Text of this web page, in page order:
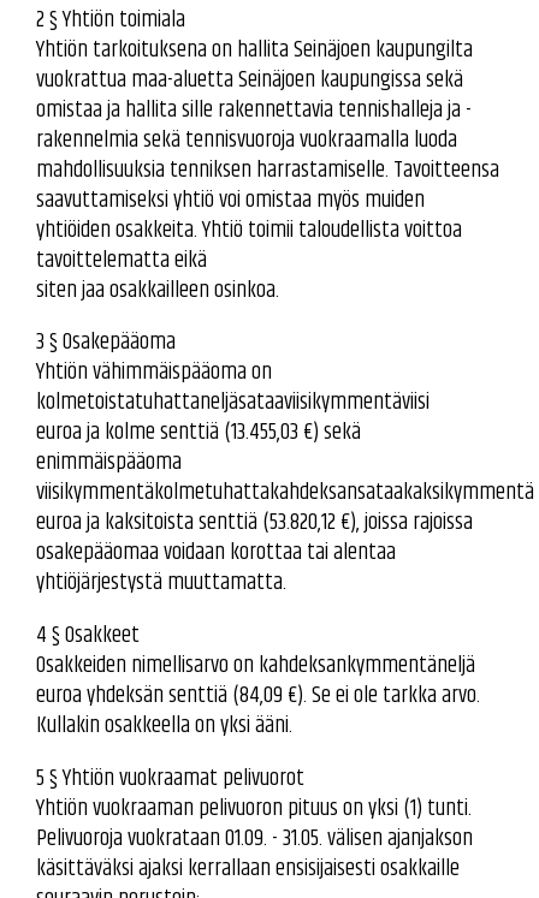
2 § Yhtiön toimiala
Yhtiön tarkoituksena on hallita Seinäjoen kaupungilta
vuokrattua maa-aluetta Seinäjoen kaupungissa sekä
omistaa ja hallita sille rakennettavia tennishalleja ja -
rakennelmia sekä tennisvuoroja vuokraamalla luoda
mahdollisuuksia tenniksen harrastamiselle. Tavoitteensa
saavuttamiseksi yhtiö voi omistaa myös muiden
yhtiöiden osakkeita. Yhtiö toimii taloudellista voittoa
tavoittelematta eikä
siten jaa osakkailleen osinkoa.
3 § Osakepääoma
Yhtiön vähimmäispääoma on
kolmetoistatuhattaneljäsataaviisikymmentäviisi
euroa ja kolme senttiä (13.455,03 €) sekä
enimmäispääoma
viisikymmentäkolmetuhattakahdeksansataakaksikymmentä
euroa ja kaksitoista senttiä (53.820,12 €), joissa rajoissa
osakepääomaa voidaan korottaa tai alentaa
yhtiöjärjestystä muuttamatta.
4 § Osakkeet
Osakkeiden nimellisarvo on kahdeksankymmentäneljä
euroa yhdeksän senttiä (84,09 €). Se ei ole tarkka arvo.
Kullakin osakkeella on yksi ääni.
5 § Yhtiön vuokraamat pelivuorot
Yhtiön vuokraaman pelivuoron pituus on yksi (1) tunti.
Pelivuoroja vuokrataan 01.09. - 31.05. välisen ajanjakson
käsittäväksi ajaksi kerrallaan ensisijaisesti osakkaille